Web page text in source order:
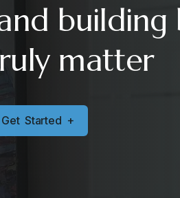
building
matter
Get Started +